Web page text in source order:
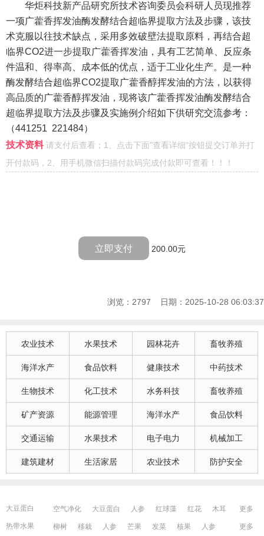
华炬科技新产品研究所技术咨询委员会科研人员现推荐
一项广藿香挥发油酶发酵结合超临界提取方法及步骤，该技
术克服以往技术缺点，采用多效破壁法提取原料，再结合超
临界CO2进一步提取广藿香挥发油，具有工艺简单、反应条
件温和、得率高、成本低的优点，适于工业化生产。是一种
酶发酵结合超临界CO2提取广藿香醇挥发油的方法，以获得
高品质的广藿香醇挥发油，现将该广藿香挥发油酶发酵结合
超临界提取方法及步骤及实施例介绍如下供研究交流参考：
（441251 221484）
技术资料请支付后查看；1、点击下面"查看详细"按钮提交订单并打
开付款码，2、用手机微信扫描付款码完成付款即可查看！！！
立即支付 200.00元
浏览：2797 日期：2025-10-28 06:03:37
农业技术 水果技术 园林花卉 畜牧养殖
海洋水产 食品饮料 健康技术 中药技术
生物技术 化工技术 水务科技 畜牧养殖
矿产资源 能源管理 海洋水产 食品饮料
交通运输 水果技术 电子电力 机械加工
建筑建材 生活家居 农业技术 防护安全
大豆蛋白 更多
空气净化 大豆蛋白 人参 红球藻 红花
木耳
红花
芒果 红球藻 芹菜 养鸭 芒果 芹菜
热带水果 更多
柳树 移栽 人参 芒果 发菜 核果
人参